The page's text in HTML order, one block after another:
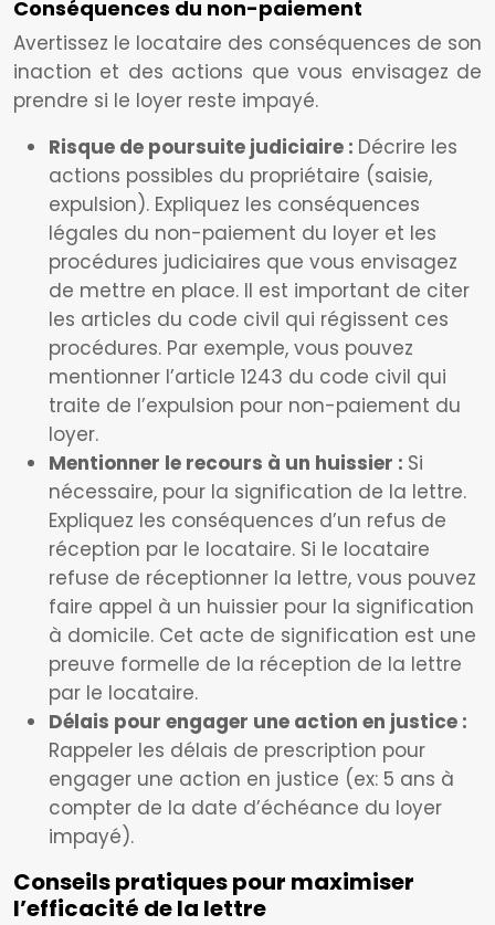
Conséquences du non-paiement
Avertissez le locataire des conséquences de son
inaction et des actions que vous envisagez de
prendre si le loyer reste impayé.
Risque de poursuite judiciaire : Décrire les
actions possibles du propriétaire (saisie,
expulsion). Expliquez les conséquences
légales du non-paiement du loyer et les
procédures judiciaires que vous envisagez
de mettre en place. Il est important de citer
les articles du code civil qui régissent ces
procédures. Par exemple, vous pouvez
mentionner l’article 1243 du code civil qui
traite de l’expulsion pour non-paiement du
loyer.
Mentionner le recours à un huissier : Si
nécessaire, pour la signification de la lettre.
Expliquez les conséquences d’un refus de
réception par le locataire. Si le locataire
refuse de réceptionner la lettre, vous pouvez
faire appel à un huissier pour la signification
à domicile. Cet acte de signification est une
preuve formelle de la réception de la lettre
par le locataire.
Délais pour engager une action en justice :
Rappeler les délais de prescription pour
engager une action en justice (ex: 5 ans à
compter de la date d’échéance du loyer
impayé).
Conseils pratiques pour maximiser
l’efficacité de la lettre